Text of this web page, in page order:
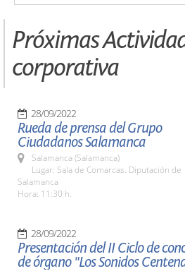
Próximas
corporativa
28/09/2022
Rueda de prensa del Grupo
Ciudadanos Salamanca
Salamanca (Salamanca)
Lugar: Sala de Comarcas. Diputación de
Salamanca
Hora: 11:30 h.
28/09/2022
Presentación del II Ciclo de
de órgano "Los Sonidos